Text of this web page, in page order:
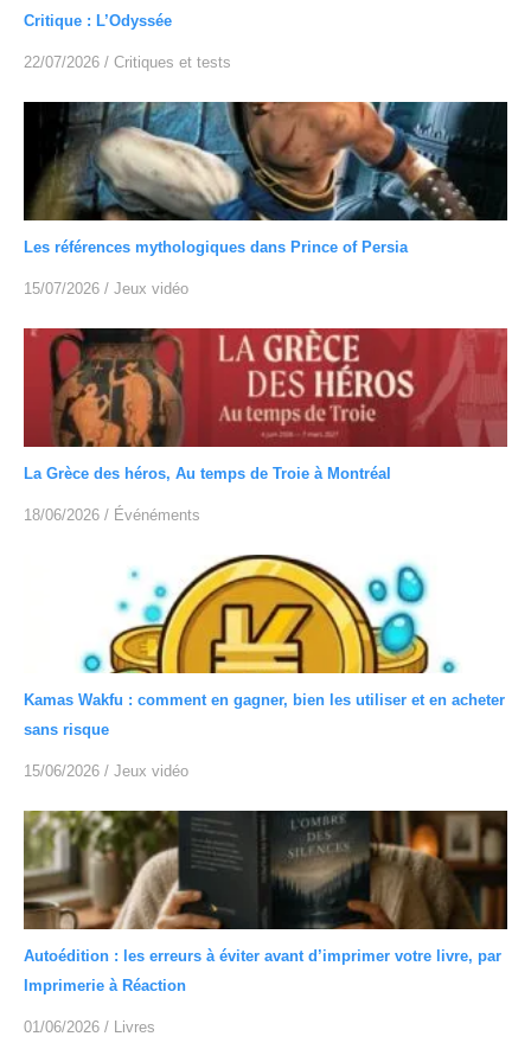
Critique : L’Odyssée
22/07/2026 / Critiques et tests
Les références mythologiques dans Prince of Persia
15/07/2026 / Jeux vidéo
La Grèce des héros, Au temps de Troie à Montréal
18/06/2026 / Événéments
Kamas Wakfu : comment en gagner, bien les utiliser et en acheter
sans risque
15/06/2026 / Jeux vidéo
Autoédition : les erreurs à éviter avant d’imprimer votre livre, par
Imprimerie à Réaction
01/06/2026 / Livres